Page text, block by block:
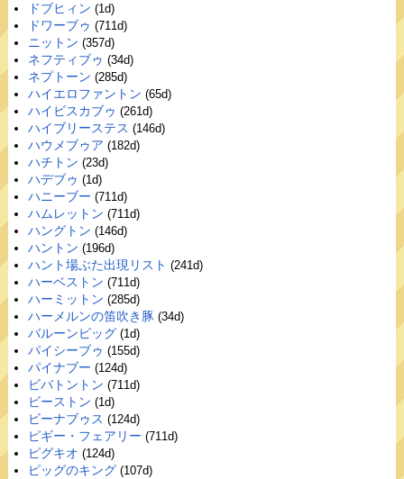
ドブヒィン (1d)
ドワーブゥ (711d)
ニットン (357d)
ネフティブゥ (34d)
ネプトーン (285d)
ハイエロファントン (65d)
ハイビスカブゥ (261d)
ハイブリーステス (146d)
ハウメブゥア (182d)
ハチトン (23d)
ハデブゥ (1d)
ハニーブー (711d)
ハムレットン (711d)
ハングトン (146d)
ハントン (196d)
ハント場ぶた出現リスト (241d)
ハーベストン (711d)
ハーミットン (285d)
ハーメルンの笛吹き豚(34d)
バルーンピッグ(1d)
パイシーブゥ (155d)
パイナブー (124d)
ビバトントン (711d)
ビーストン (1d)
ビーナブゥス (124d)
ピギー・フェアリー (711d)
ピグキオ (124d)
ピッグのキング(107d)